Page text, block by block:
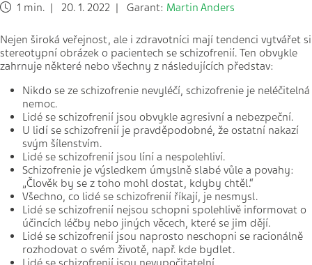
1 min. | 20. 1. 2022 | Garant: Martin Anders
Nejen široká veřejnost, ale i zdravotníci mají tendenci vytvářet si
stereotypní obrázek o pacientech se schizofrenií. Ten obvykle
zahrnuje některé nebo všechny z následujících představ:
Nikdo se ze schizofrenie nevyléčí, schizofrenie je neléčitelná
nemoc.
Lidé se schizofrenií jsou obvykle agresivní a nebezpeční.
U lidí se schizofrenií je pravděpodobné, že ostatní nakazí
svým šílenstvím.
Lidé se schizofrenií jsou líní a nespolehliví.
Schizofrenie je výsledkem úmyslně slabé vůle a povahy:
„Člověk by se z toho mohl dostat, kdyby chtěl.“
Všechno, co lidé se schizofrenií říkají, je nesmysl.
Lidé se schizofrenií nejsou schopni spolehlivě informovat o
účincích léčby nebo jiných věcech, které se jim dějí.
Lidé se schizofrenií jsou naprosto neschopni se racionálně
rozhodovat o svém životě, např. kde bydlet.